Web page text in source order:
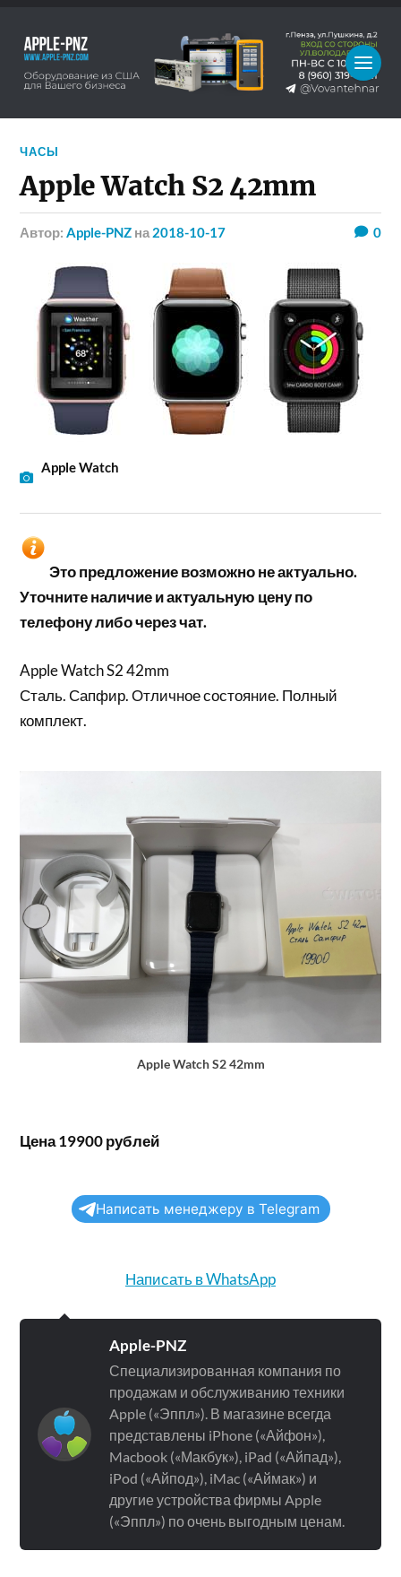
ЧАСЫ
Apple Watch S2 42mm
Автор:Apple-PNZ на 2018-10-17 0
Apple Watch
Это предложение возможно не актуально.
Уточните наличие и актуальную цену по
телефону либо через чат.
Apple Watch S2 42mm
Сталь. Сапфир. Отличное состояние. Полный
комплект.
Apple Watch S2 42mm
Цена 19900 рублей
Написать менеджеру в Telegram
Написать в WhatsApp
Apple-PNZ
Специализированная компания по
продажам и обслуживанию техники
Apple («Эппл»). В магазине всегда
представлены iPhone («Айфон»),
Macbook («Макбук»), iPad («Айпад»),
iPod («Айпод»), iMac («Аймак») и
другие устройства фирмы Apple
(«Эппл») по очень выгодным ценам.